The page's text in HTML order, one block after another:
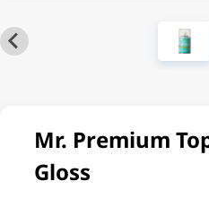
Mr. Premium
Gloss